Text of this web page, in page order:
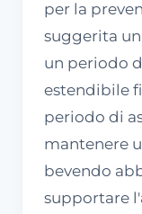
per la
suggerita
un periodo
estendibile
periodo di
mantenere
bevendo
supportare